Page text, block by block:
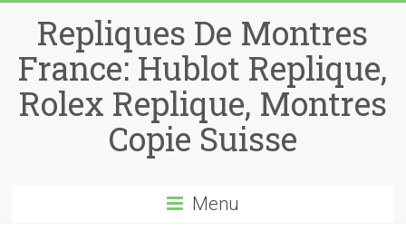
Repliques De Montres
France: Hublot Replique,
Rolex Replique, Montres
Copie Suisse
Menu